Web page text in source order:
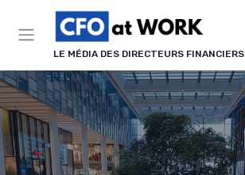
LE MÉDIA DES DIRECTEURS FINANCIERS
Panneau de gestion des cookies